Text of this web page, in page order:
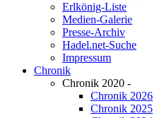
Erlkönig-Liste
Medien-Galerie
Presse-Archiv
Hadel.net-Suche
Impressum
Chronik
Chronik 2020 -
Chronik 2026
Chronik 2025